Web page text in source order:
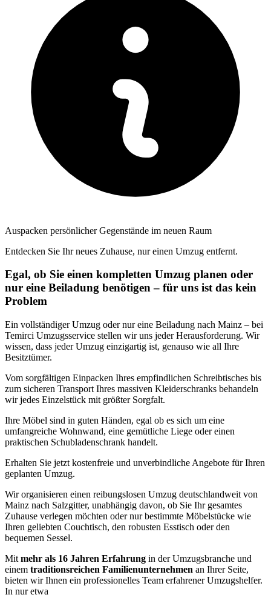
Auspacken persönlicher Gegenstände im neuen Raum
Entdecken Sie Ihr neues Zuhause, nur einen Umzug entfernt.
Egal, ob Sie einen kompletten Umzug planen oder
nur eine Beiladung benötigen – für uns ist das kein
Problem
Ein vollständiger Umzug oder nur eine Beiladung nach Mainz – bei
Temirci Umzugsservice stellen wir uns jeder Herausforderung. Wir
wissen, dass jeder Umzug einzigartig ist, genauso wie all Ihre
Besitztümer.
Vom sorgfältigen Einpacken Ihres empfindlichen Schreibtisches bis
zum sicheren Transport Ihres massiven Kleiderschranks behandeln
wir jedes Einzelstück mit größter Sorgfalt.
Ihre Möbel sind in guten Händen, egal ob es sich um eine
umfangreiche Wohnwand, eine gemütliche Liege oder einen
praktischen Schubladenschrank handelt.
Erhalten Sie jetzt kostenfreie und unverbindliche Angebote für Ihren
geplanten Umzug.
Wir organisieren einen reibungslosen Umzug deutschlandweit von
Mainz nach Salzgitter, unabhängig davon, ob Sie Ihr gesamtes
Zuhause verlegen möchten oder nur bestimmte Möbelstücke wie
Ihren geliebten Couchtisch, den robusten Esstisch oder den
bequemen Sessel.
Mit mehr als 16 Jahren Erfahrung in der Umzugsbranche und
einem traditionsreichen Familienunternehmen an Ihrer Seite,
bieten wir Ihnen ein professionelles Team erfahrener Umzugshelfer.
In nur etwa